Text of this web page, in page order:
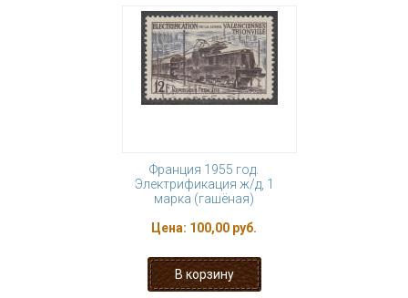
Франция 1955 год.
Электрификация ж/д, 1
марка (гашёная)
Цена: 100,00 руб.